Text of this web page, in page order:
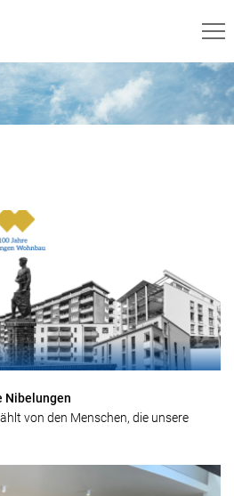
Nibelungen
von den Menschen, die unsere